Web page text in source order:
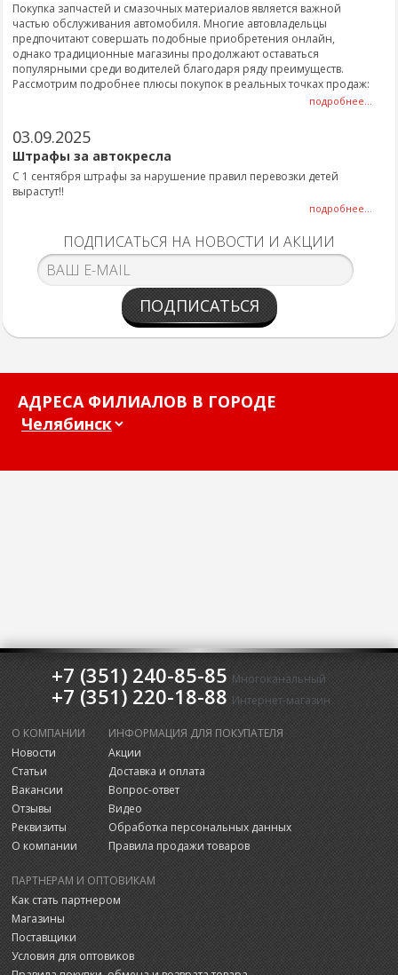
Покупка запчастей и смазочных материалов является важной
частью обслуживания автомобиля. Многие автовладельцы
предпочитают совершать подобные приобретения онлайн,
однако традиционные магазины продолжают оставаться
популярными среди водителей благодаря ряду преимуществ.
Рассмотрим подробнее плюсы покупок в реальных точках продаж:
подробнее...
03.09.2025
Штрафы за автокресла
С 1 сентября штрафы за нарушение правил перевозки детей
вырастут!!
подробнее...
ПОДПИСАТЬСЯ НА НОВОСТИ И АКЦИИ
ПОДПИСАТЬСЯ
АДРЕСА ФИЛИАЛОВ В ГОРОДЕ
+7 (351) 240-85-85 Многоканальный
+7 (351) 220-18-88 Интернет-магазин
О КОМПАНИИ
Новости
Статьи
Вакансии
Отзывы
Реквизиты
О компании
ИНФОРМАЦИЯ ДЛЯ ПОКУПАТЕЛЯ
Акции
Доставка и оплата
Вопрос-ответ
Видео
Обработка персональных данных
Правила продажи товаров
ПАРТНЕРАМ И ОПТОВИКАМ
Как стать партнером
Магазины
Поставщики
Условия для оптовиков